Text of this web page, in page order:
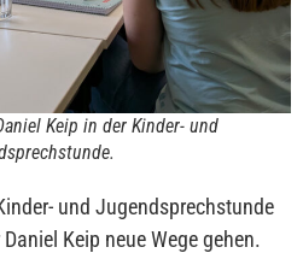
Keip in der Kinder- und
und Jugendsprechstunde
Keip neue Wege gehen.